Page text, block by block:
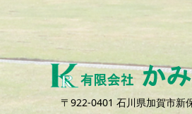
〒922-0401 石川県加賀市新